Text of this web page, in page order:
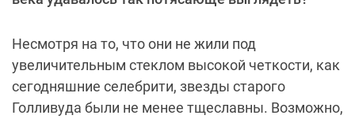
Несмотря на то, что они не жили под
увеличительным стеклом высокой четкости, как
сегодняшние селебрити, звезды старого
Голливуда были не менее тщеславны. Возможно,